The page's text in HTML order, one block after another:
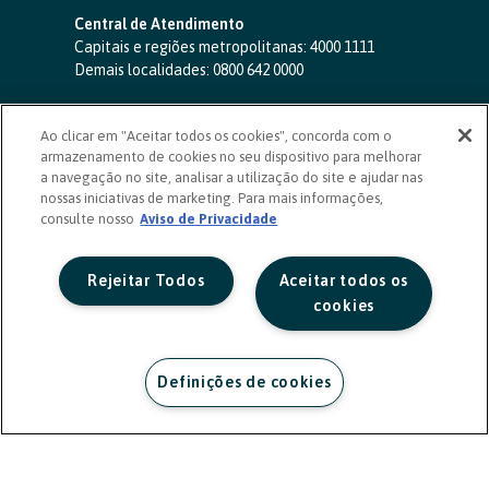
Central de Atendimento
Capitais e regiões metropolitanas: 4000 1111
Demais localidades: 0800 642 0000
SAC 24 horas-0800 724 4420
Ouvidoria
0800 725 0996
(de segunda a sexta, das 8h às 20h)
ouvidoriasicoob.com.br
Deficientes auditivos ou de fala
Ao clicar em "Aceitar todos os cookies", concorda com o
armazenamento de cookies no seu dispositivo para melhorar
a navegação no site, analisar a utilização do site e ajudar nas
nossas iniciativas de marketing. Para mais informações,
consulte nosso Aviso de Privacidade
Aceitar todos os
cookies
Rejeitar Todos
Definições de cookies